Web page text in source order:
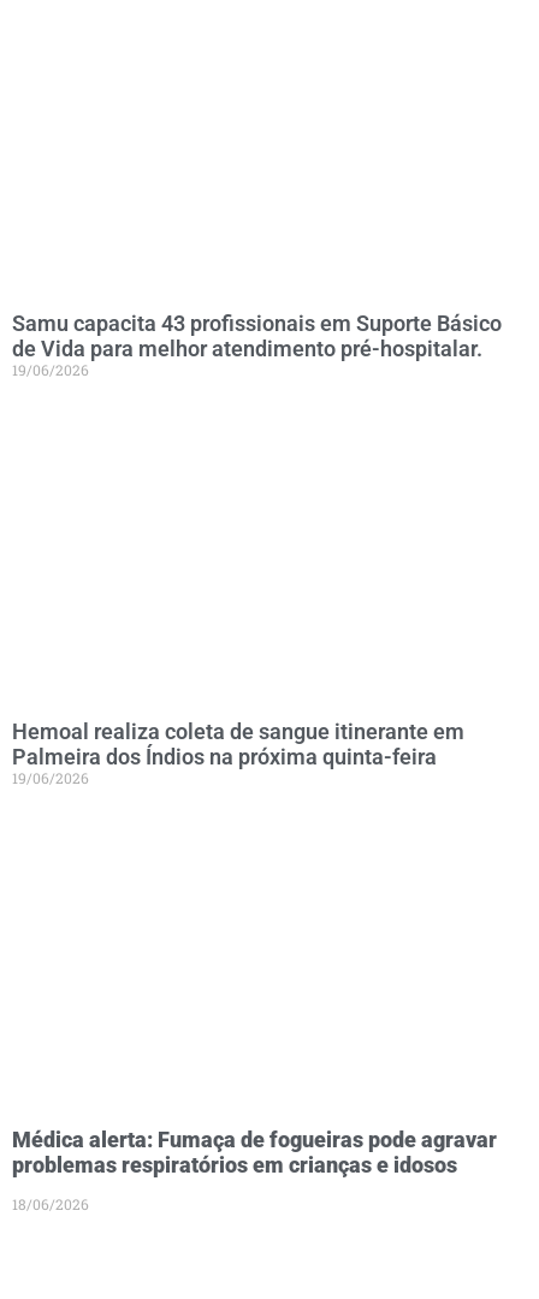
Samu capacita 43 profissionais em Suporte Básico
de Vida para melhor atendimento pré-hospitalar.
19/06/2026
Hemoal realiza coleta de sangue itinerante em
Palmeira dos Índios na próxima quinta-feira
19/06/2026
Médica alerta: Fumaça de fogueiras pode agravar
problemas respiratórios em crianças e idosos
18/06/2026